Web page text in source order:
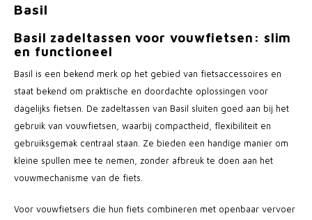
Basil
Basil zadeltassen voor vouwfietsen: slim
en functioneel
Basil is een bekend merk op het gebied van fietsaccessoires en
staat bekend om praktische en doordachte oplossingen voor
dagelijks fietsen. De zadeltassen van Basil sluiten goed aan bij het
gebruik van vouwfietsen, waarbij compactheid, flexibiliteit en
gebruiksgemak centraal staan. Ze bieden een handige manier om
kleine spullen mee te nemen, zonder afbreuk te doen aan het
vouwmechanisme van de fiets.
Voor vouwfietsers die hun fiets combineren met openbaar vervoer